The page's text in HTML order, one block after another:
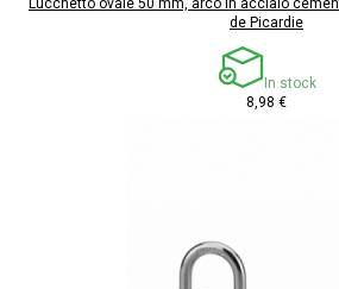
de Picardie
In stock
8,98 €